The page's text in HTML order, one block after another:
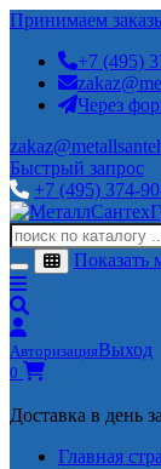
Принимаем
+7 (495)
Через
Быстрый запрос
+7 (495) 374-
Показать
АвторизацияВыход
0
Доставка в день
Главная